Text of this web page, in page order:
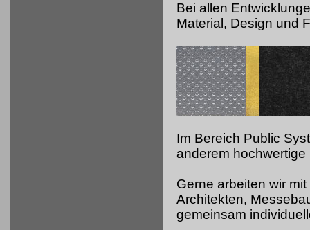
Bei allen
Material, Design und
Im Bereich Public
anderem
Gerne arbeiten wir
Architekten,
gemeinsam